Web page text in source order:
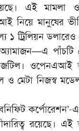
এই
নিয়ে মানুষের
ট্রিলিয়ন ডলারেও
পাঁচটি
জটিল।
ও মেটা নিজস্ব
কর্পোরেশন’-
রয়েছে।